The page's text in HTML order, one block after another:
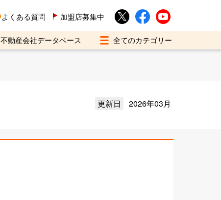
よくある質問 加盟店募集中
不動産会社データベース
更新日 2026年03月